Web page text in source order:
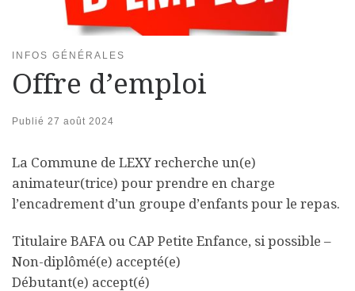
INFOS GÉNÉRALES
Offre d’emploi
Publié 27 août 2024
La Commune de LEXY recherche un(e)
animateur(trice) pour prendre en charge
l’encadrement d’un groupe d’enfants pour le repas.
Titulaire BAFA ou CAP Petite Enfance, si possible –
Non-diplômé(e) accepté(e)
Débutant(e) accept(é)